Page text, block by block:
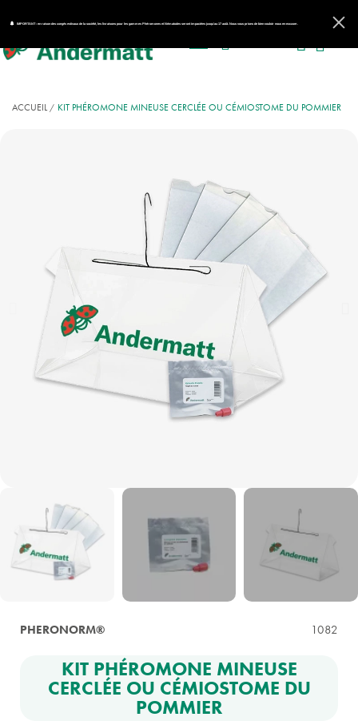
ACCUEIL KIT PHÉROMONE MINEUSE CERCLÉE OU CÉMIOSTOME DU POMMIER
PHERONORM® 1082
KIT PHÉROMONE MINEUSE
CERCLÉE OU CÉMIOSTOME DU
POMMIER
IMPORTANT : en raison des congés estivaux de la société, les livraisons pour les gammes Phéromones et Nématodes seront impactées jusqu'au 17 août. Nous vous prions de bien vouloir nous en excuser.